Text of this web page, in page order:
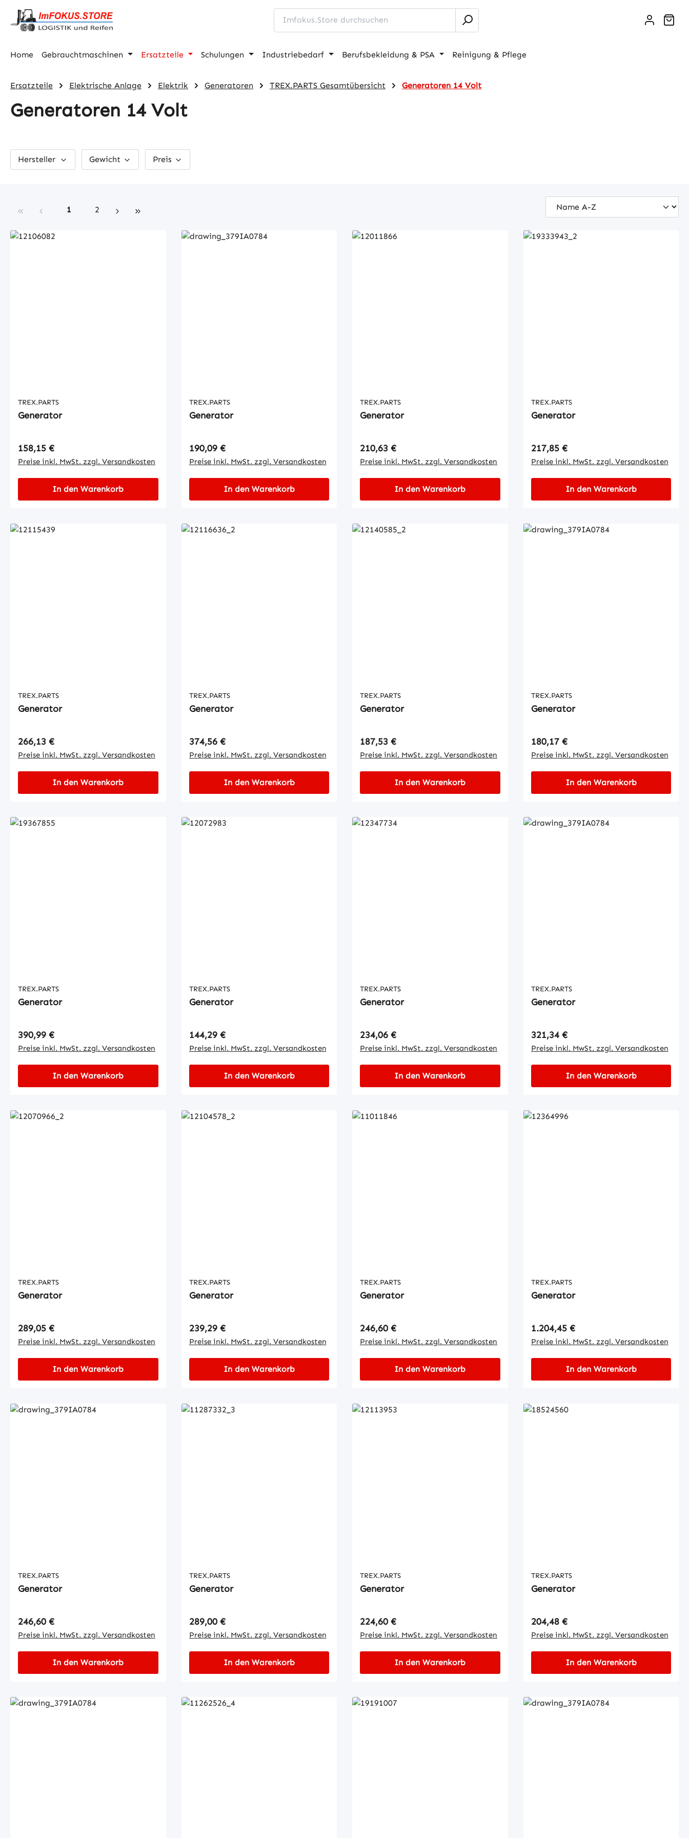
Hauptinhalt springen
Zur Suche springen
Zur Hauptnavigation springen
Home Gebrauchtmaschinen Ersatzteile Schulungen Industriebedarf Berufsbekleidung & PSA Reinigung & Pflege
Ersatzteile Elektrische Anlage Elektrik Generatoren TREX.PARTS Gesamtübersicht Generatoren 14 Volt
Generatoren 14 Volt
Hersteller Gewicht Preis
Seite
1 Seite
2
TREX.PARTS
Generator
Regulärer Preis:
158,15 €
Preise inkl. MwSt. zzgl. Versandkosten
In den Warenkorb
TREX.PARTS
Generator
Regulärer Preis:
190,09 €
Preise inkl. MwSt. zzgl. Versandkosten
In den Warenkorb
TREX.PARTS
Generator
Regulärer Preis:
210,63 €
Preise inkl. MwSt. zzgl. Versandkosten
In den Warenkorb
TREX.PARTS
Generator
Regulärer Preis:
217,85 €
Preise inkl. MwSt. zzgl. Versandkosten
In den Warenkorb
TREX.PARTS
Generator
Regulärer Preis:
266,13 €
Preise inkl. MwSt. zzgl. Versandkosten
In den Warenkorb
TREX.PARTS
Generator
Regulärer Preis:
374,56 €
Preise inkl. MwSt. zzgl. Versandkosten
In den Warenkorb
TREX.PARTS
Generator
Regulärer Preis:
187,53 €
Preise inkl. MwSt. zzgl. Versandkosten
In den Warenkorb
TREX.PARTS
Generator
Regulärer Preis:
180,17 €
Preise inkl. MwSt. zzgl. Versandkosten
In den Warenkorb
TREX.PARTS
Generator
Regulärer Preis:
390,99 €
Preise inkl. MwSt. zzgl. Versandkosten
In den Warenkorb
TREX.PARTS
Generator
Regulärer Preis:
144,29 €
Preise inkl. MwSt. zzgl. Versandkosten
In den Warenkorb
TREX.PARTS
Generator
Regulärer Preis:
234,06 €
Preise inkl. MwSt. zzgl. Versandkosten
In den Warenkorb
TREX.PARTS
Generator
Regulärer Preis:
321,34 €
Preise inkl. MwSt. zzgl. Versandkosten
In den Warenkorb
TREX.PARTS
Generator
Regulärer Preis:
289,05 €
Preise inkl. MwSt. zzgl. Versandkosten
In den Warenkorb
TREX.PARTS
Generator
Regulärer Preis:
239,29 €
Preise inkl. MwSt. zzgl. Versandkosten
In den Warenkorb
TREX.PARTS
Generator
Regulärer Preis:
246,60 €
Preise inkl. MwSt. zzgl. Versandkosten
In den Warenkorb
TREX.PARTS
Generator
Regulärer Preis:
1.204,45 €
Preise inkl. MwSt. zzgl. Versandkosten
In den Warenkorb
TREX.PARTS
Generator
Regulärer Preis:
246,60 €
Preise inkl. MwSt. zzgl. Versandkosten
In den Warenkorb
TREX.PARTS
Generator
Regulärer Preis:
289,00 €
Preise inkl. MwSt. zzgl. Versandkosten
In den Warenkorb
TREX.PARTS
Generator
Regulärer Preis:
224,60 €
Preise inkl. MwSt. zzgl. Versandkosten
In den Warenkorb
TREX.PARTS
Generator
Regulärer Preis:
204,48 €
Preise inkl. MwSt. zzgl. Versandkosten
In den Warenkorb